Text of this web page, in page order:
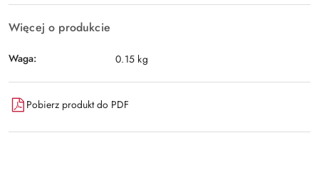
Więcej o produkcie
Waga: 0.15 kg
Pobierz produkt do PDF